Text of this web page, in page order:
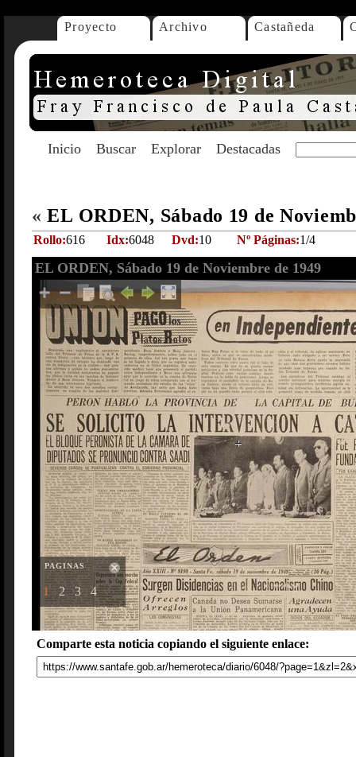
Proyecto Archivo Castañeda
Inicio Buscar Explorar Destacadas
« EL ORDEN, Sábado 19 de
Rollo:616 Idx:6048 Dvd:10 Nº Páginas:1/4
EL ORDEN, Sábado 19 de Noviembre de 1949
PAGINAS
1 2 3 4
Comparte esta noticia copiando el siguiente enlace: